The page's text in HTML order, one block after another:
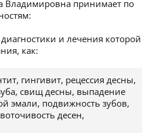
Владимировна принимает по
диагностики и лечения которой
как:
гингивит, рецессия десны,
свищ десны, выпадение
эмали, подвижность зубов,
десен,